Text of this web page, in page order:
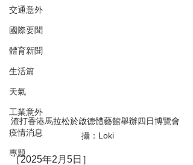
交通意外
國際要聞
體育新聞
生活篇
天氣
工業意外
疫情消息
專題
渣打香港馬拉松於啟德體藝館舉辦四日博覽會
攝：Loki
［2025年2月5日］